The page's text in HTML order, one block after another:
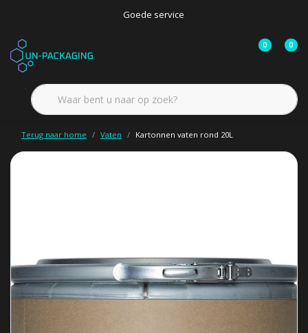
Goede service
0 0
Terug naar home Vaten Kartonnen vaten rond 20L